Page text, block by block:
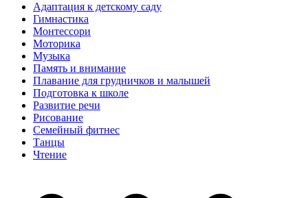
Адаптация к детскому саду
Гимнастика
Монтессори
Моторика
Музыка
Память и внимание
Плавание для грудничков и малышей
Подготовка к школе
Развитие речи
Рисование
Семейный фитнес
Танцы
Чтение